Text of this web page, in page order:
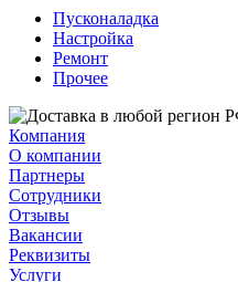
Пусконаладка
Настройка
Ремонт
Прочее
Компания
О компании
Партнеры
Сотрудники
Отзывы
Вакансии
Реквизиты
Услуги